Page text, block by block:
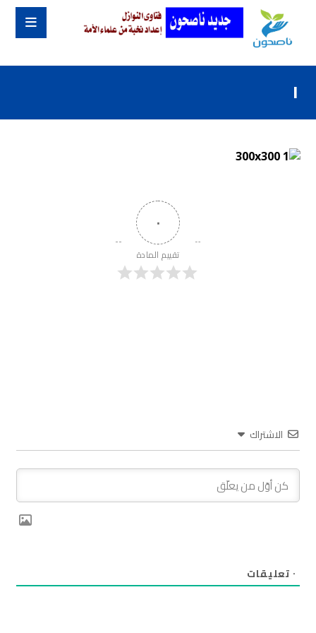
١
٠
تقييم المادة
الاشتراك
٠ تعليقات